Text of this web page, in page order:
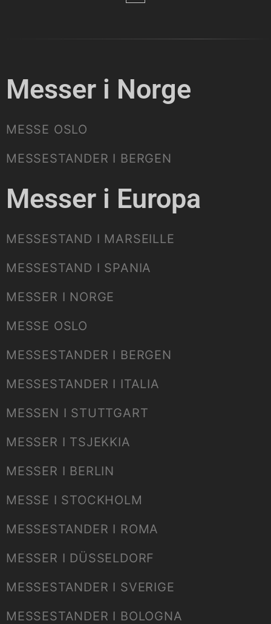
Messer i Norge
MESSE OSLO
MESSESTANDER I BERGEN
Messer i Europa
MESSESTAND I MARSEILLE
MESSESTAND I SPANIA
MESSER I NORGE
MESSE OSLO
MESSESTANDER I BERGEN
MESSESTANDER I ITALIA
MESSEN I STUTTGART
MESSER I TSJEKKIA
MESSER I BERLIN
MESSE I STOCKHOLM
MESSESTANDER I ROMA
MESSER I DÜSSELDORF
MESSESTANDER I SVERIGE
MESSESTANDER I BOLOGNA